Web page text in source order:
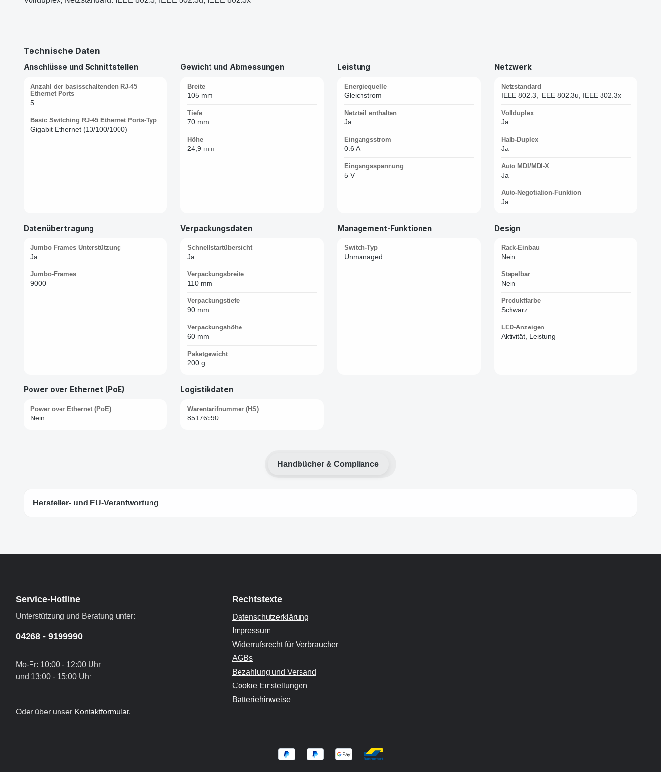
Technische Daten
Anschlüsse und Schnittstellen
Anzahl der basisschaltenden RJ-45
Ethernet Ports
5
Basic Switching RJ-45 Ethernet Ports-Typ
Gigabit Ethernet (10/100/1000)
Gewicht und Abmessungen
Breite
105 mm
Tiefe
70 mm
Höhe
24,9 mm
Leistung
Energiequelle
Gleichstrom
Netzteil enthalten
Ja
Eingangsstrom
0.6 A
Eingangsspannung
5 V
Netzwerk
Netzstandard
IEEE 802.3, IEEE 802.3u, IEEE 802.3x
Vollduplex
Ja
Halb-Duplex
Ja
Auto MDI/MDI-X
Ja
Auto-Negotiation-Funktion
Ja
Datenübertragung
Jumbo Frames Unterstützung
Ja
Jumbo-Frames
9000
Verpackungsdaten
Schnellstartübersicht
Ja
Verpackungsbreite
110 mm
Verpackungstiefe
90 mm
Verpackungshöhe
60 mm
Paketgewicht
200 g
Management-Funktionen
Switch-Typ
Unmanaged
Design
Rack-Einbau
Nein
Stapelbar
Nein
Produktfarbe
Schwarz
LED-Anzeigen
Aktivität, Leistung
Power over Ethernet (PoE)
Power over Ethernet (PoE)
Nein
Logistikdaten
Warentarifnummer (HS)
85176990
Handbücher & Compliance
Hersteller- und EU-Verantwortung
Service-Hotline
Unterstützung und Beratung unter:
04268 - 9199990
Mo-Fr: 10:00 - 12:00 Uhr
und 13:00 - 15:00 Uhr
Oder über unser Kontaktformular.
Rechtstexte
Datenschutzerklärung
Impressum
Widerrufsrecht für Verbraucher
AGBs
Bezahlung und Versand
Cookie Einstellungen
Batteriehinweise